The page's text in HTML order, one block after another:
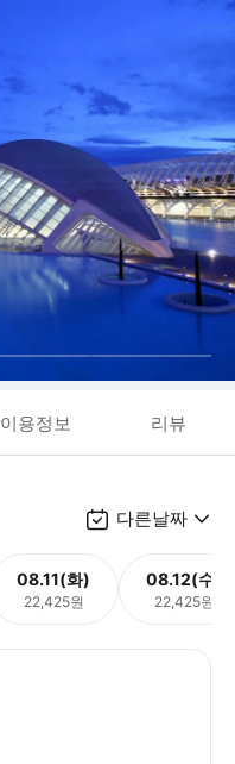
이용정보 리뷰
다른날짜
08.11(화)
22,425원
08.12(수)
22,425원